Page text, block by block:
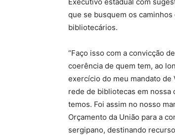
que se busquem os
bibliotecários.
“Faço isso com a convicção
coerência de quem tem, ao
exercício do meu mandato de
rede de bibliotecas em nossa
temos. Foi assim no nosso
Orçamento da União para a
sergipano, destinando